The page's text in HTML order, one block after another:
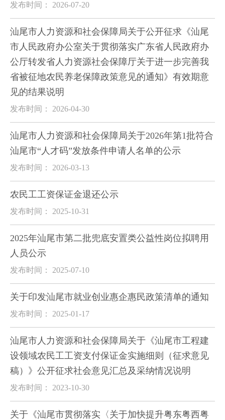
发布时间： 2026-07-20
汕尾市人力资源和社会保障局关于公开征求《汕尾
市人民政府办公室关于贯彻落实广东省人民政府办
公厅转发省人力资源社会保障厅关于进一步完善我
省被征地农民养老保障政策意见的通知》有效期意
见的结果说明
发布时间： 2026-04-30
汕尾市人力资源和社会保障局关于2026年第1批符合
汕尾市“人才码”发放条件申请人名单的公示
发布时间： 2026-03-13
农民工工资保证金退还公示
发布时间： 2025-10-31
2025年汕尾市第二批兜底安置类公益性岗位拟聘用
人员公示
发布时间： 2025-07-10
关于印发汕尾市就业创业惠企惠民政策清单的通知
发布时间： 2025-01-17
汕尾市人力资源和社会保障局关于《汕尾市工程建
设领域农民工工资支付保证金实施细则（征求意见
稿）》公开征求社会意见汇总及采纳情况说明
发布时间： 2023-10-30
关于《汕尾市贯彻落实〈关于加快提升粤东粤西粤